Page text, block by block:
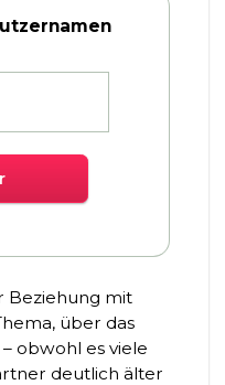
über das
obwohl es viele
deutlich älter